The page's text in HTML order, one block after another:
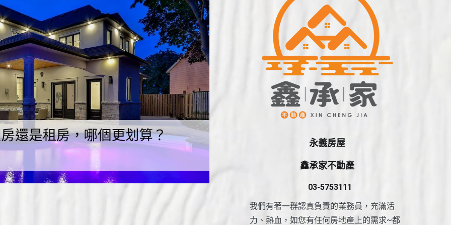
永義房屋
鑫承家不動產
03-5753111
我們有著一群認真負責的業務員，充滿活
力、熱血，如您有任何房地產上的需求~都